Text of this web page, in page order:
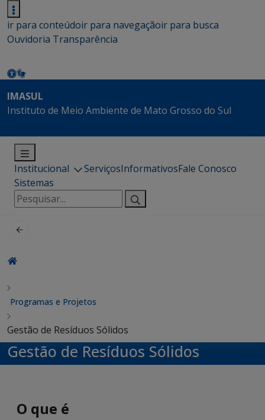
ir para conteúdoir para navegaçãoir para busca
Ouvidoria Transparência
IMASUL
Instituto de Meio Ambiente de Mato Grosso do Sul
Institucional ServiçosInformativosFale Conosco
Sistemas
Pesquisar
por:
Programas e Projetos
Gestão de Resíduos Sólidos
Gestão de Resíduos Sólidos
O que é